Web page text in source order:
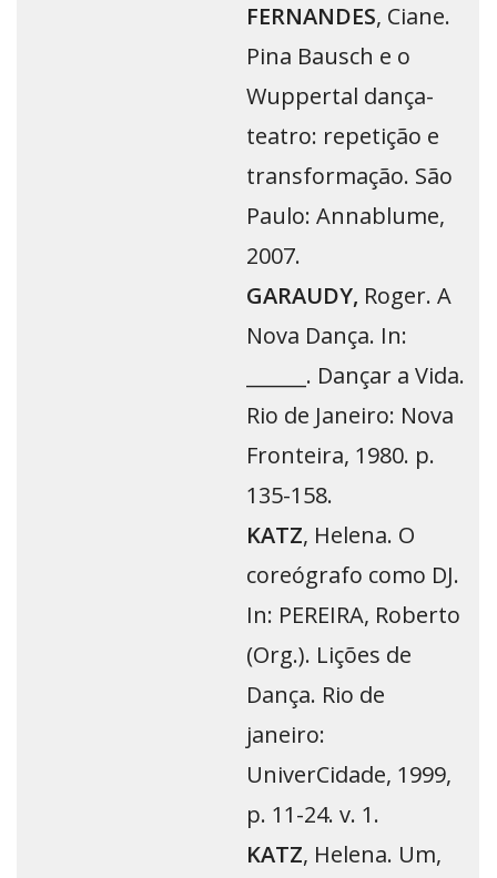
FERNANDES, Ciane.
Pina Bausch e o
Wuppertal dança-
teatro: repetição e
transformação. São
Paulo: Annablume,
2007.
GARAUDY, Roger. A
Nova Dança. In:
______. Dançar a Vida.
Rio de Janeiro: Nova
Fronteira, 1980. p.
135-158.
KATZ, Helena. O
coreógrafo como DJ.
In: PEREIRA, Roberto
(Org.). Lições de
Dança. Rio de
janeiro:
UniverCidade, 1999,
p. 11-24. v. 1.
KATZ, Helena. Um,